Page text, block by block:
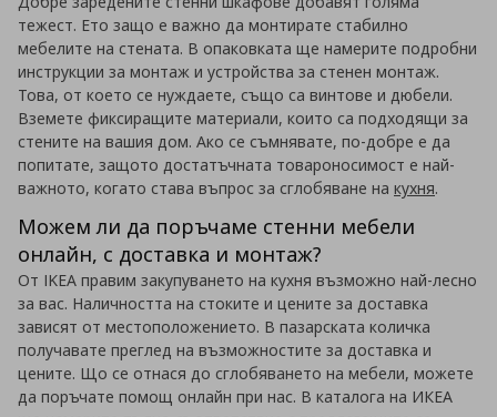
тежест. Ето защо е важно да монтирате стабилно
мебелите на стената. В опаковката ще намерите подробни
инструкции за монтаж и устройства за стенен монтаж.
Това, от което се нуждаете, също са винтове и дюбели.
Вземете фиксиращите материали, които са подходящи за
стените на вашия дом. Ако се съмнявате, по-добре е да
попитате, защото достатъчната товароносимост е най-
важното, когато става въпрос за сглобяване на кухня.
Можем ли да поръчаме стенни мебели
онлайн, с доставка и монтаж?
От IKEA правим закупуването на кухня възможно най-лесно
за вас. Наличността на стоките и цените за доставка
зависят от местоположението. В пазарската количка
получавате преглед на възможностите за доставка и
цените. Що се отнася до сглобяването на мебели, можете
да поръчате помощ онлайн при нас. В каталога на ИКЕА